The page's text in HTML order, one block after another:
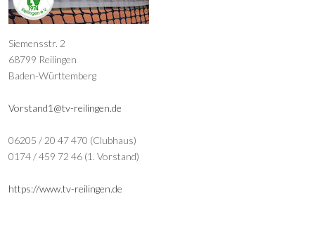
Siemensstr. 2
68799 Reilingen
Baden-Württemberg
Vorstand1@tv-reilingen.de
06205 / 20 47 470 (Clubhaus)
0174 / 459 72 46 (1. Vorstand)
https://www.tv-reilingen.de